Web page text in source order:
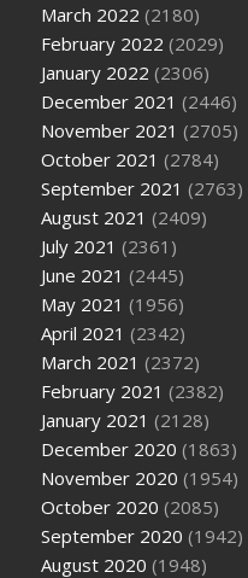
March 2022 (2180)
February 2022 (2029)
January 2022 (2306)
December 2021 (2446)
November 2021 (2705)
October 2021 (2784)
September 2021 (2763)
August 2021 (2409)
July 2021 (2361)
June 2021 (2445)
May 2021 (1956)
April 2021 (2342)
March 2021 (2372)
February 2021 (2382)
January 2021 (2128)
December 2020 (1863)
November 2020 (1954)
October 2020 (2085)
September 2020 (1942)
August 2020 (1948)